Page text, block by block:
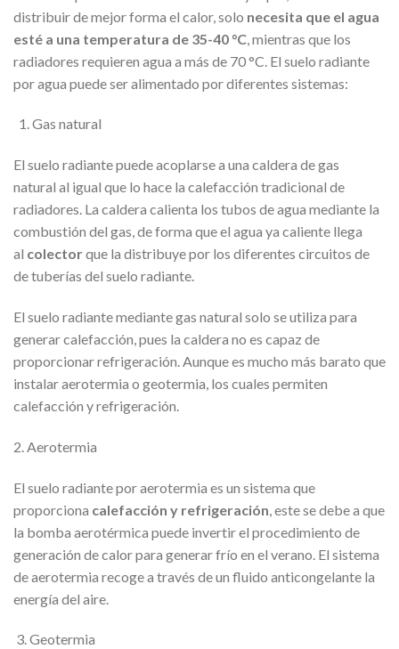
distribuir de mejor forma el calor, solo necesita que el agua
esté a una temperatura de 35-40 °C , mientras que los
radiadores requieren agua a más de 70 °C. El suelo radiante
por agua puede ser alimentado por diferentes sistemas:
Gas natural
El suelo radiante puede acoplarse a una caldera de gas
natural al igual que lo hace la calefacción tradicional de
radiadores. La caldera calienta los tubos de agua mediante la
combustión del gas, de forma que el agua ya caliente llega
al colectorque la distribuye por los diferentes circuitos de
de tuberías del suelo radiante.
El suelo radiante mediante gas natural solo se utiliza para
generar calefacción, pues la caldera no es capaz de
proporcionar refrigeración. Aunque es mucho más barato que
instalar aerotermia o geotermia, los cuales permiten
calefacción y refrigeración.
2. Aerotermia
El suelo radiante por aerotermia es un sistema que
proporciona calefacción y refrigeración , este se debe a que
la bomba aerotérmica puede invertir el procedimiento de
generación de calor para generar frío en el verano. El sistema
de aerotermia recoge a través de un fluido anticongelante la
energía del aire.
3. Geotermia